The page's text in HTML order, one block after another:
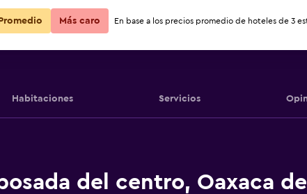
Habitaciones Servicios
del centro, Oaxaca de
Promedio Más caro En base a los precios promedio de hoteles de 3